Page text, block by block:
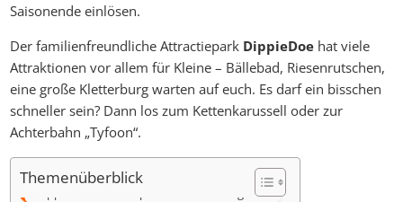
Saisonende einlösen.
Der familienfreundliche Attractiepark DippieDoe hat viele
Attraktionen vor allem für Kleine – Bällebad, Riesenrutschen,
eine große Kletterburg warten auf euch. Es darf ein bisschen
schneller sein? Dann los zum Kettenkarussell oder zur
Achterbahn „Tyfoon“.
Themenüberblick
DippieDoe: Eintrittspreise und Öffnungszeiten